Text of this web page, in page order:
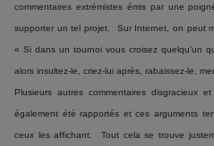
commentaires extrémistes émis par une
supporter un tel projet. Sur Internet, on peut
« Si dans un tournoi vous croisez quelqu’un
alors insultez-le, criez-lui après, rabaissez-le,
Plusieurs autres commentaires disgracieux
également été rapportés et ces arguments
ceux les affichant. Tout cela se trouve